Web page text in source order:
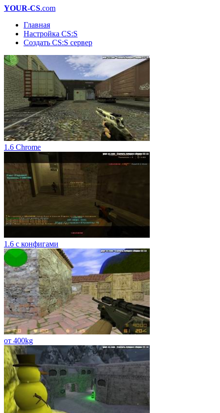
YOUR-CS.com
Главная
Настройка CS:S
Создать CS:S сервер
1.6 Chrome
1.6 c конфигами
от 400kg